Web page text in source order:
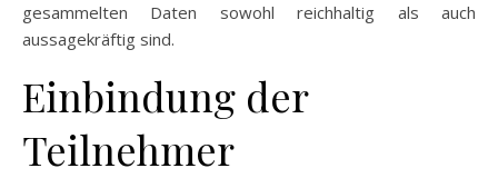
gesammelten Daten sowohl reichhaltig als auch
aussagekräftig sind.
Einbindung der
Teilnehmer